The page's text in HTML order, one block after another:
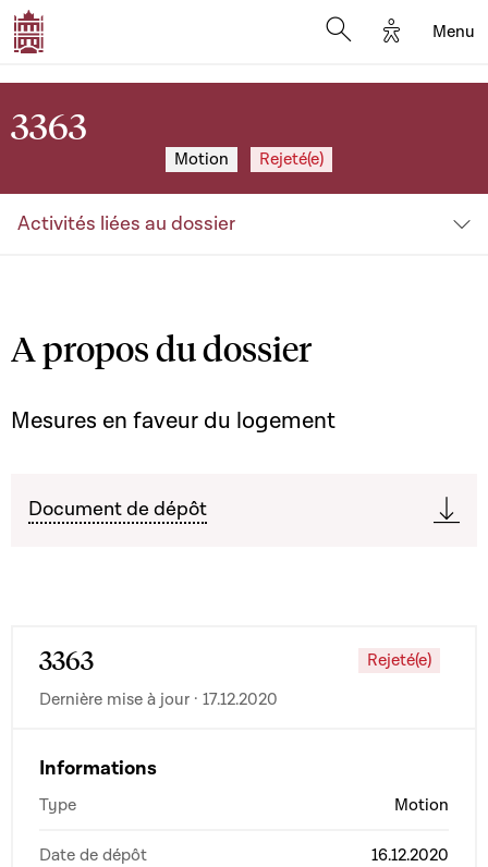
Options
Menu
3363
Motion Rejeté(e)
Activités liées au dossier
A propos du dossier
Mesures en faveur du logement
Document de dépôt
3363
Rejeté(e)
Dernière mise à jour · 17.12.2020
Informations
Type Motion
Date de dépôt 16.12.2020